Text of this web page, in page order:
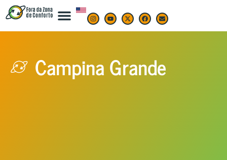
Campina Grande